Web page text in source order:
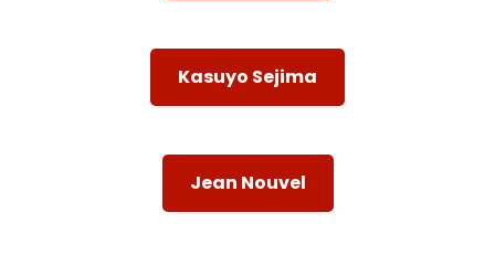
Kasuyo Sejima
Jean Nouvel